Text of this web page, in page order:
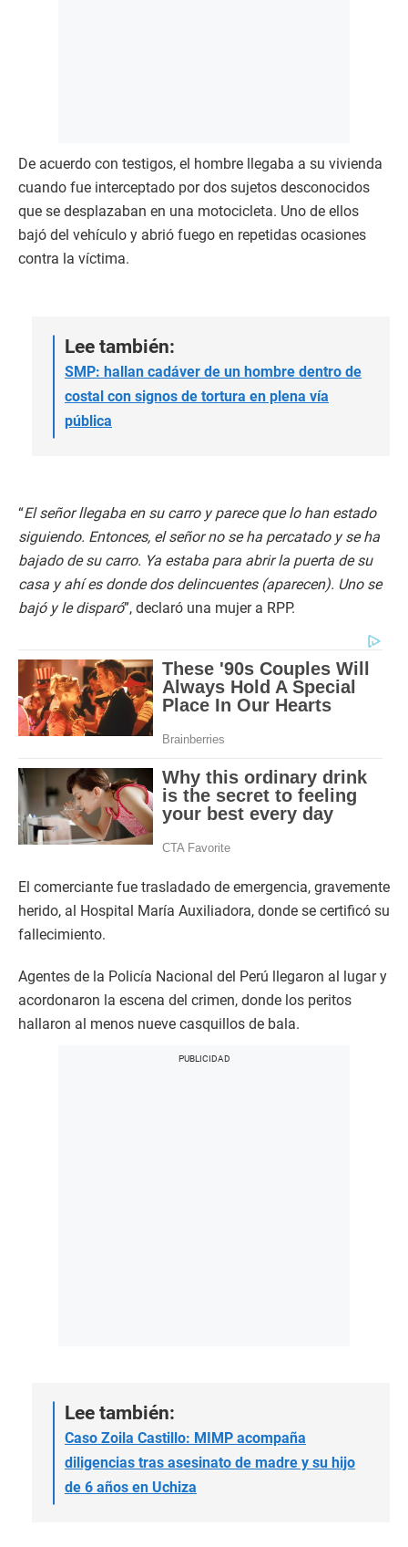
De acuerdo con testigos, el hombre llegaba a su vivienda
cuando fue interceptado por dos sujetos desconocidos
que se desplazaban en una motocicleta. Uno de ellos
bajó del vehículo y abrió fuego en repetidas ocasiones
contra la víctima.
Lee también:
SMP: hallan cadáver de un hombre dentro de
costal con signos de tortura en plena vía
pública
“El señor llegaba en su carro y parece que lo han estado
siguiendo. Entonces, el señor no se ha percatado y se ha
bajado de su carro. Ya estaba para abrir la puerta de su
casa y ahí es donde dos delincuentes (aparecen). Uno se
bajó y le disparó”, declaró una mujer a RPP.
El comerciante fue trasladado de emergencia, gravemente
herido, al Hospital María Auxiliadora, donde se certificó su
fallecimiento.
Agentes de la Policía Nacional del Perú llegaron al lugar y
acordonaron la escena del crimen, donde los peritos
hallaron al menos nueve casquillos de bala.
Lee también:
Caso Zoila Castillo: MIMP acompaña
diligencias tras asesinato de madre y su hijo
de 6 años en Uchiza